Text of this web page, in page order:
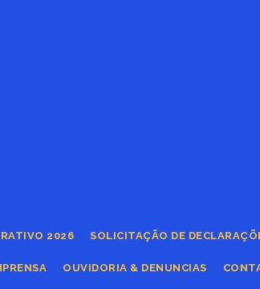
2026 SOLICITAÇÃO DE
OUVIDORIA & DENUNCIAS